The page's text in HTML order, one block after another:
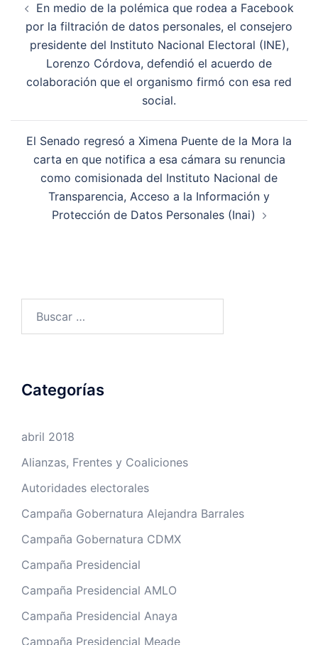
de
entradas
En medio de la polémica que rodea a Facebook
por la filtración de datos personales, el consejero
presidente del Instituto Nacional Electoral (INE),
Lorenzo Córdova, defendió el acuerdo de
colaboración que el organismo firmó con esa red
social.
El Senado regresó a Ximena Puente de la Mora la
carta en que notifica a esa cámara su renuncia
como comisionada del Instituto Nacional de
Transparencia, Acceso a la Información y
Protección de Datos Personales (Inai)
Categorías
abril 2018
Alianzas, Frentes y Coaliciones
Autoridades electorales
Campaña Gobernatura Alejandra Barrales
Campaña Gobernatura CDMX
Campaña Presidencial
Campaña Presidencial AMLO
Campaña Presidencial Anaya
Campaña Presidencial Meade